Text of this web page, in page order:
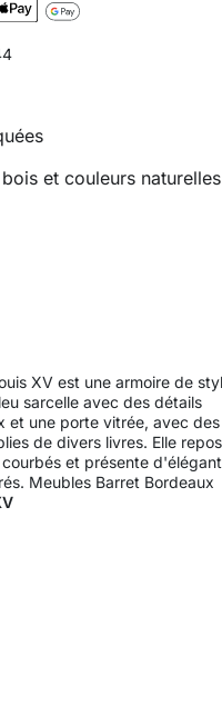
et couleurs naturelles